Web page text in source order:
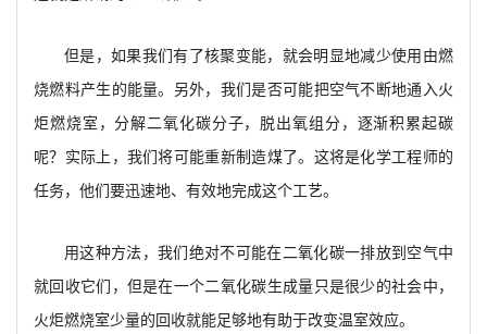
但是，如果我们有了核聚变能，就会明显地减少使用由燃
烧燃料产生的能量。另外，我们是否可能把空气不断地通入火
炬燃烧室，分解二氧化碳分子，脱出氧组分，逐渐积累起碳
呢？实际上，我们将可能重新制造煤了。这将是化学工程师的
任务，他们要迅速地、有效地完成这个工艺。
用这种方法，我们绝对不可能在二氧化碳一排放到空气中
就回收它们，但是在一个二氧化碳生成量只是很少的社会中，
火炬燃烧室少量的回收就能足够地有助于改变温室效应。